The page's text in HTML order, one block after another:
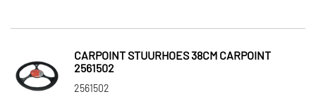
CARPOINT STUURHOES 38CM CARPOINT
2561502
2561502